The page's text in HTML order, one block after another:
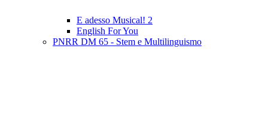
E adesso Musical! 2
English For You
PNRR DM 65 - Stem e Multilinguismo